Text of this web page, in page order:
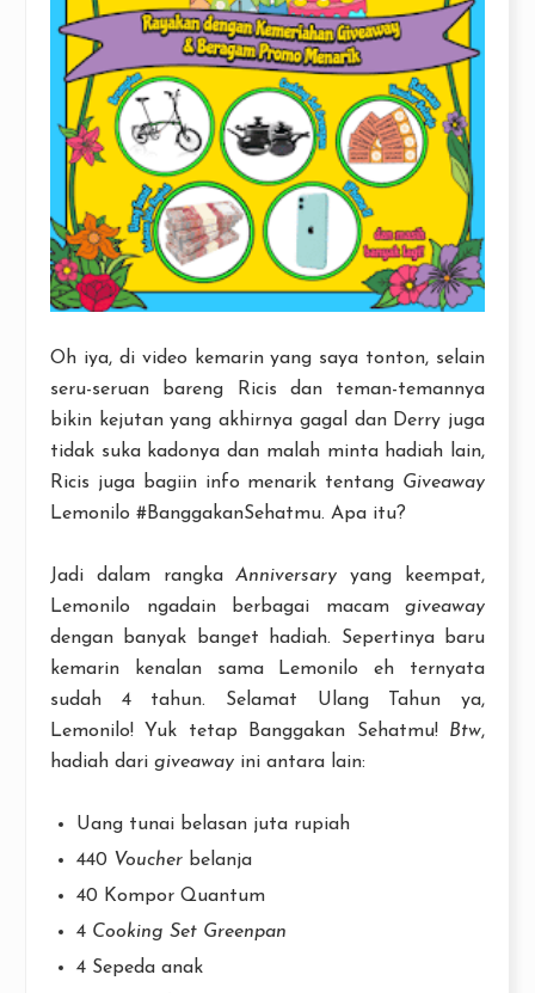
Oh iya, di video kemarin yang saya tonton, selain
seru-seruan bareng Ricis dan teman-temannya
bikin kejutan yang akhirnya gagal dan Derry juga
tidak suka kadonya dan malah minta hadiah lain,
Ricis juga bagiin info menarik tentang Giveaway
Lemonilo #BanggakanSehatmu. Apa itu?
Jadi dalam rangkaAnniversary yang keempat,
Lemonilo ngadain berbagai macam giveaway
dengan banyak banget hadiah. Sepertinya baru
kemarin kenalan sama Lemonilo eh ternyata
sudah 4 tahun. Selamat Ulang Tahun ya,
Lemonilo! Yuk tetap Banggakan Sehatmu! Btw,
hadiah dari giveaway ini antara lain:
Uang tunai belasan juta rupiah
440 Voucher belanja
40 Kompor Quantum
4 Cooking Set Greenpan
4 Sepeda anak